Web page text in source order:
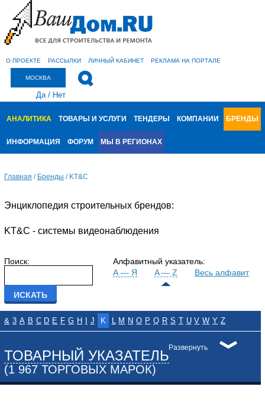
О ПРОЕКТЕ РАССЫЛКИ ЛИЧНЫЙ КАБИНЕТ РЕКЛАМА НА ПОРТАЛЕ
МОСКВА
Да/ Нет
АНАЛИТИКА ТОВАРЫ И УСЛУГИ ТЕНДЕРЫ КОМПАНИИ БРЕНДЫ
ИНФОРМАЦИЯ ФОРУМ МЫ В РЕГИОНАХ
Главная / Бренды /KT&C
Энциклопедия строительных брендов:
KT&C - системы видеонаблюдения
Алфавитный указатель:
А — Я
A — Z Весь алфавит
Поиск:
& 3 A B C D E F G H J K L M N O P Q R S T U V W Y Z
Развернуть
ТОВАРНЫЙ УКАЗАТЕЛЬ
(1 967 ТОРГОВЫХ МАРОК)